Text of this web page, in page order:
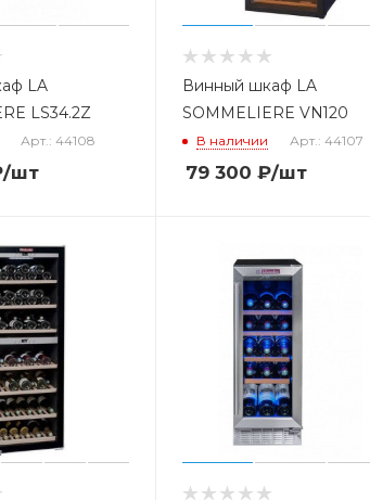
LA
LS34.2Z
Арт.: 44108
/шт
Винный шкаф LA
SOMMELIERE VN120
В наличии Арт.: 44107
79 300 ₽/шт